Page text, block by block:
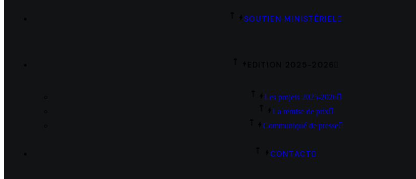
SOUTIEN MINISTÉRIEL
Les projets 2025-2026
La remise de prix
Communiqué de presse
CONTACT